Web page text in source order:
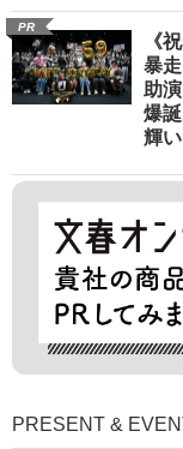
PR
《
暴
助
爆
輝
PRESENT &